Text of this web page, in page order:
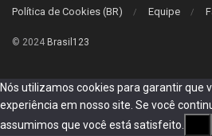
Política de Cookies (BR)
Equipe
© 2024 Brasil123
Nós utilizamos cookies para garantir que
experiência em nosso site. Se você
assumimos que você está satisfeito.